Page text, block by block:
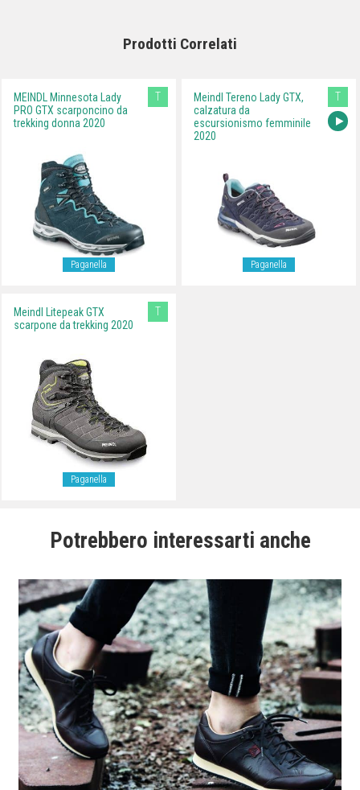
Prodotti Correlati
MEINDL Minnesota Lady
PRO GTX scarponcino da
trekking donna 2020
T
Paganella
Meindl Tereno Lady GTX,
calzatura da
escursionismo femminile
2020
T
Paganella
Meindl Litepeak GTX
scarpone da trekking 2020
T
Paganella
Potrebbero interessarti anche